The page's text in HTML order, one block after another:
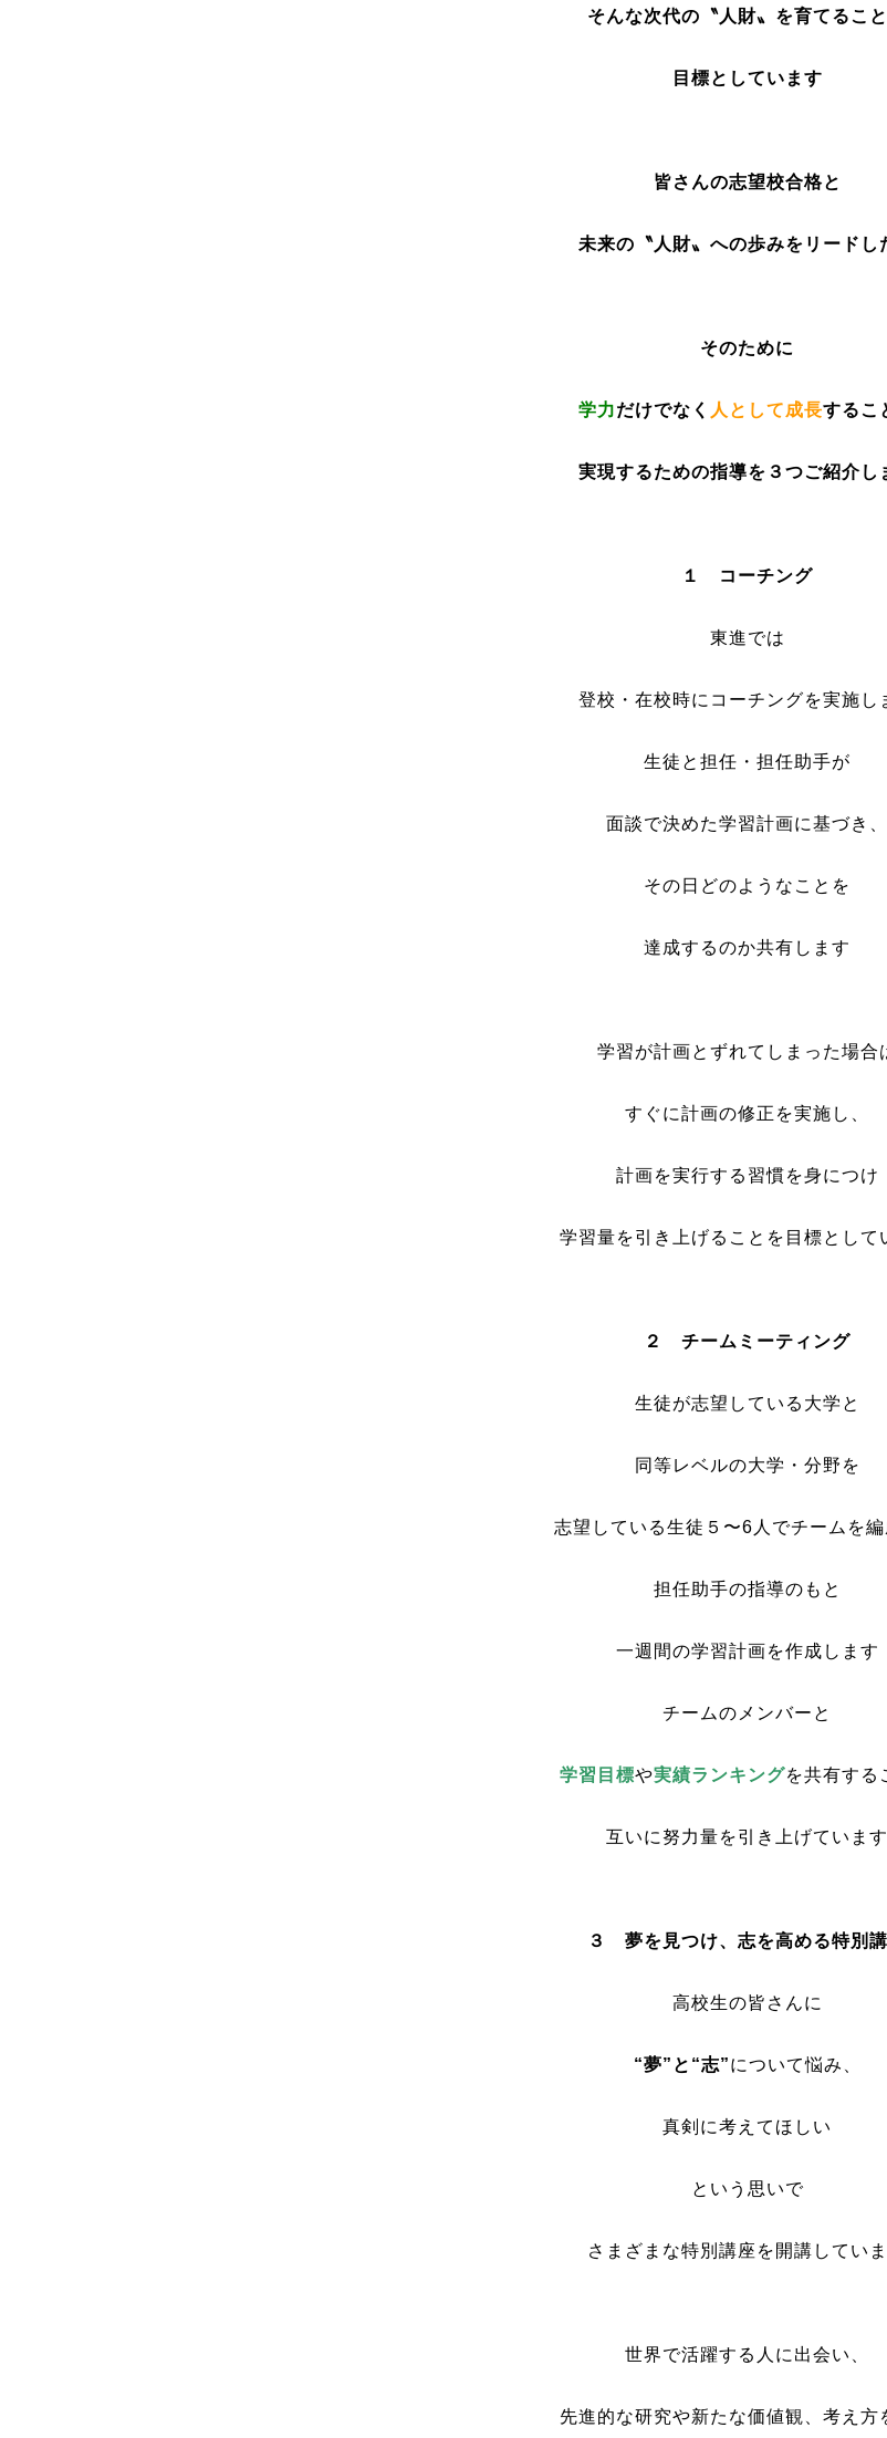
そんな次代の〝人財〟を育てるこ
目標としています
皆さんの志望校合格と
未来の〝人財〟への歩みをリードし
そのために
学力だけでなく 人として成長するこ
実現するための指導を３つご紹介し
１ コーチング
東進では
登校・在校時にコーチングを実施し
生徒と担任・担任助手が
面談で決めた学習計画に基づき、
その日どのようなことを
達成するのか共有します
学習が計画とずれてしまった場合
すぐに計画の修正を実施し、
計画を実行する習慣を身につけ
学習量を引き上げることを目標として
２ チームミーティング
生徒が志望している大学と
同等レベルの大学・分野を
志望している生徒５〜6人でチームを編
担任助手の指導のもと
一週間の学習計画を作成します
チームのメンバーと
学習目標や実績ランキングを共有する
互いに努力量を引き上げています
３ 夢を見つけ、志を高める特別
高校生の皆さんに
“夢”と“志”について悩み、
真剣に考えてほしい
という思いで
さまざまな特別講座を開講してい
世界で活躍する人に出会い、
先進的な研究や新たな価値観、考え方